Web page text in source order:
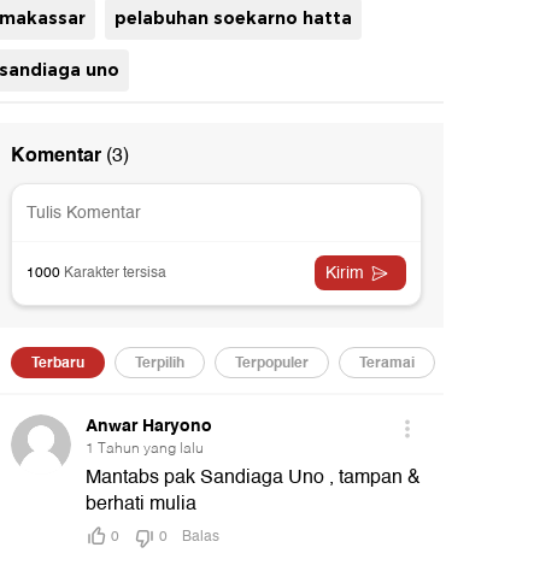
makassar pelabuhan soekarno hatta
sandiaga uno